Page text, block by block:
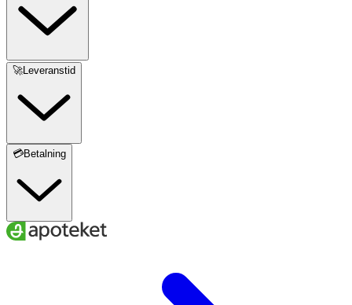
aktuella formuleringen från tillverkaren. Det kan
förekomma tidigare versioner. Kontrollera alltid den
korrekt information.
🚀Leveranstid
💳Betalning